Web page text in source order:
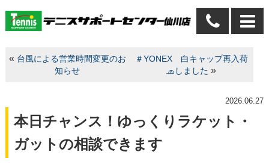
« 台風による営業時間変更のお
知らせ
＃YONEX 白キャップ再入荷
🧢しました »
2026.06.27
本日チャンス！ゆっくりラケット・
ガットの相談できます